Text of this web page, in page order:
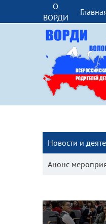
О
ВОРДИ
Новости и
Анонс